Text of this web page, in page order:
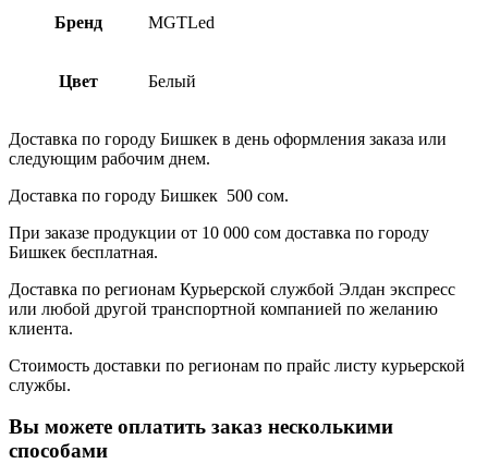
Бренд MGTLed
Цвет Белый
Доставка по городу Бишкек в день оформления заказа или
следующим рабочим днем.
Доставка по городу Бишкек 500 сом.
При заказе продукции от 10 000 сом доставка по городу
Бишкек бесплатная.
Доставка по регионам Курьерской службой Элдан экспресс
или любой другой транспортной компанией по желанию
клиента.
Стоимость доставки по регионам по прайс листу курьерской
службы.
Вы можете оплатить заказ несколькими
способами